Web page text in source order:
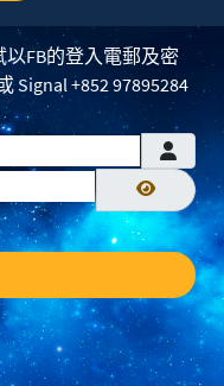
FB的登入電郵及密
Signal +852 97895284
顯示密碼